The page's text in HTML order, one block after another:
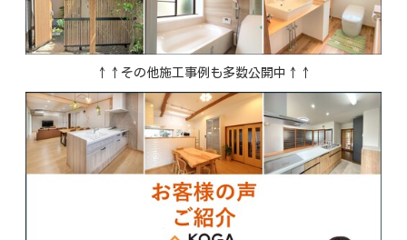
↑↑その他施工事例も多数公開中↑↑